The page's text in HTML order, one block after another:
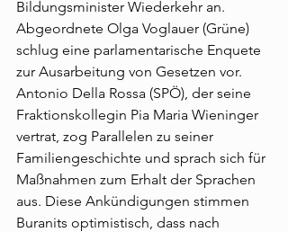
Bildungsminister Wiederkehr an.
Abgeordnete Olga Voglauer (Grüne)
schlug eine parlamentarische Enquete
zur Ausarbeitung von Gesetzen vor.
Antonio Della Rossa (SPÖ), der seine
Fraktionskollegin Pia Maria Wieninger
vertrat, zog Parallelen zu seiner
Familiengeschichte und sprach sich für
Maßnahmen zum Erhalt der Sprachen
aus. Diese Ankündigungen stimmen
Buranits optimistisch, dass nach